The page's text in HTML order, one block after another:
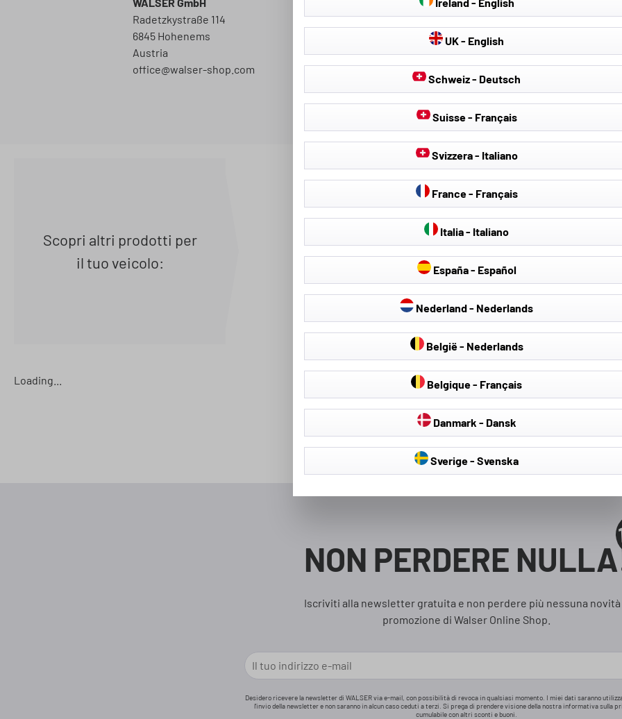
Radetzkystraße 114
6845 Hohenems
Austria
office@walser-shop.com
Scopri altri prodotti per
il tuo veicolo:
Coprisedili Teli antigrandine Teloni per
Loading...
NON PERDERE
Iscriviti alla newsletter gratuita e non perdere più nessuna novità
promozione di Walser Online Shop.
Desidero ricevere la newsletter di WALSER via e-mail, con possibilità di revoca in qualsiasi momento. I miei dati saranno
l'invio della newsletter e non saranno in alcun caso ceduti a terzi. Si prega di prendere visione della nostra informativa sulla
cumulabile con altri sconti e buoni.
UK - English
Schweiz - Deutsch
Suisse - Français
Svizzera - Italiano
France - Français
Italia - Italiano
España - Español
Nederland - Nederlands
België - Nederlands
Belgique - Français
Danmark - Dansk
Sverige - Svenska